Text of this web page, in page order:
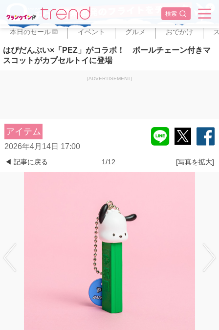
検索
✕
本日のセール PR イベント グルメ おでかけ
はぴだんぶい×「PEZ」がコラボ！ ボールチェーン付きマ
スコットがカプセルトイに登場
[ADVERTISEMENT]
アイテム
2026年4月14日 17:00
◀ 記事に戻る 1/12 [写真を拡大]